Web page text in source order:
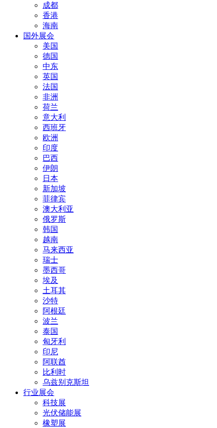
成都
香港
海南
国外展会
美国
德国
中东
英国
法国
非洲
荷兰
意大利
西班牙
欧洲
印度
巴西
伊朗
日本
新加坡
菲律宾
澳大利亚
俄罗斯
韩国
越南
马来西亚
瑞士
墨西哥
埃及
土耳其
沙特
阿根廷
波兰
泰国
匈牙利
印尼
阿联酋
比利时
乌兹别克斯坦
行业展会
科技展
光伏储能展
橡塑展